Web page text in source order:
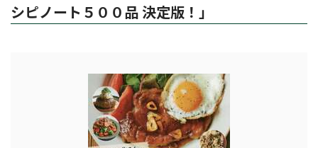
シピノート５００品 決定版！」